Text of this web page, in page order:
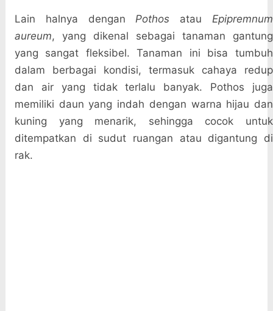
Lain halnya denganPothos atauEpipremnum
aureum, yang dikenal sebagai tanaman gantung
yang sangat fleksibel. Tanaman ini bisa tumbuh
dalam berbagai kondisi, termasuk cahaya redup
dan air yang tidak terlalu banyak. Pothos juga
memiliki daun yang indah dengan warna hijau dan
kuning yang menarik, sehingga cocok untuk
ditempatkan di sudut ruangan atau digantung di
rak.